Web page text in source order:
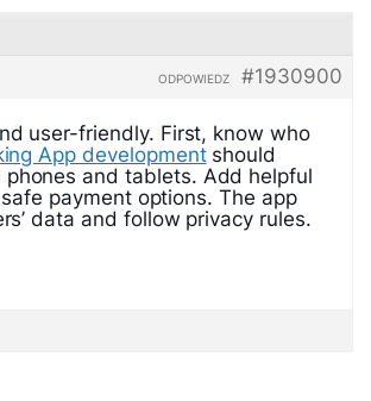
#1930900
ODPOWIEDZ
user-friendly. First, know who
App developmentshould
and tablets. Add helpful
payment options. The app
data and follow privacy rules.